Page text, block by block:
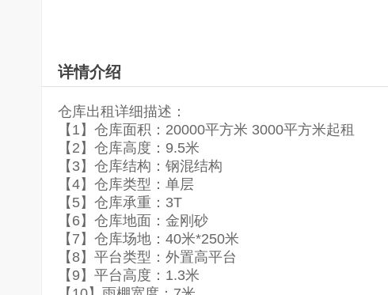
详情介绍
仓库出租详细描述：
【1】仓库面积：20000平方米 3000平方米起租
【2】仓库高度：9.5米
【3】仓库结构：钢混结构
【4】仓库类型：单层
【5】仓库承重：3T
【6】仓库地面：金刚砂
【7】仓库场地：40米*250米
【8】平台类型：外置高平台
【9】平台高度：1.3米